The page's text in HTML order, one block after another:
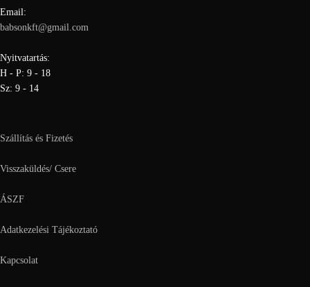
Email:
babsonkft@gmail.com
Nyitvatartás:
H - P: 9 - 18
Sz: 9 - 14
Szállítás és Fizetés
Visszaküldés/ Csere
ÁSZF
Adatkezelési Tájékoztató
Kapcsolat